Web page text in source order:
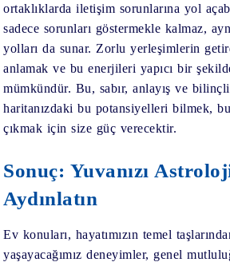
ortaklıklarda iletişim sorunlarına yol
sadece sorunları göstermekle kalmaz,
yolları da sunar. Zorlu yerleşimlerin
anlamak ve bu enerjileri yapıcı bir
mümkündür. Bu, sabır, anlayış ve
haritanızdaki bu potansiyelleri bilmek,
çıkmak için size güç verecektir.
Sonuç: Yuvanızı
Aydınlatın
Ev konuları, hayatımızın temel
yaşayacağımız deneyimler, genel